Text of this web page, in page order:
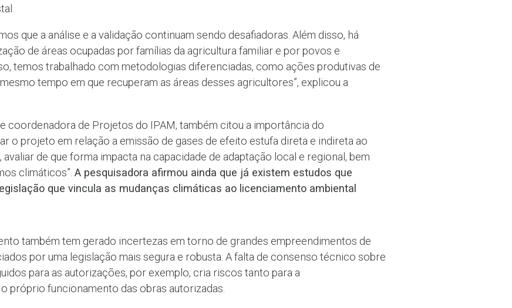
que a análise e a validação continuam sendo desafiadoras. Além disso, há
de áreas ocupadas por famílias da agricultura familiar e por povos e
temos trabalhado com metodologias diferenciadas, como ações produtivas de
tempo em que recuperam as áreas desses agricultores”, explicou a
coordenadora de Projetos do IPAM, também citou a importância do
o projeto em relação a emissão de gases de efeito estufa direta e indireta ao
de que forma impacta na capacidade de adaptação local e regional, bem
climáticos”. A pesquisadora afirmou ainda que já existem estudos que
que vincula as mudanças climáticas ao licenciamento ambiental
também tem gerado incertezas em torno de grandes empreendimentos de
por uma legislação mais segura e robusta. A falta de consenso técnico sobre
para as autorizações, por exemplo, cria riscos tanto para a
próprio funcionamento das obras autorizadas.